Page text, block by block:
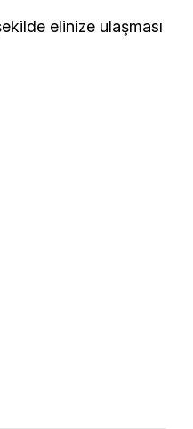
elinize ulaşması